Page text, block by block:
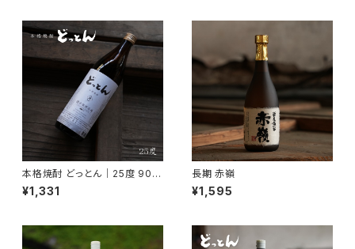
本格焼酎 どっとん｜25度 900
ml【2015年度 全国酒類コンク
ール 麦焼酎部門 第1位受賞】
¥1,331
長期 赤嶺
¥1,595